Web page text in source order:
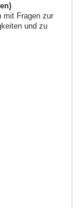
mit Fragen zur
und zu